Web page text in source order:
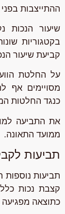
ההתייצבות בפני
שיעור הנכות
בקטגוריות
קביעת שיעור
על החלטת
מסויימים אף
כנגד החלטות
את התביעה
ממועד התאונה.
תביעות
תביעות נוספות
קצבת נכות
כתוצאה מפגיעה